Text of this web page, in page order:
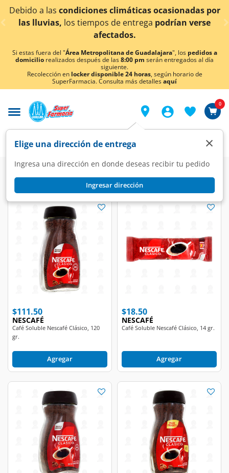
< div class="carousel-inner">
lascondiciones climáticas ocasionadas por
los tiempos de entregapodrían verse
¡Ahora
Si estas fuera del "Área Metropolitana de Guadalajara", los pedidos a
domicilio realizados después de las8:00 pm serán entregados al día
siguiente.
Recolección en locker disponible 24 horas, según horario de
SuperFarmacia. Consulta más detallesaquí
Elige una dirección de entrega
Ingresa una dirección en donde deseas recibir tu pedido
Ingresar dirección
×
0
(9 productos)
$111.50
NESCAFÉ
Café Soluble Nescafé Clásico, 120
gr.
Agregar
$18.50
NESCAFÉ
Café Soluble Nescafé Clásico, 14 gr.
Agregar